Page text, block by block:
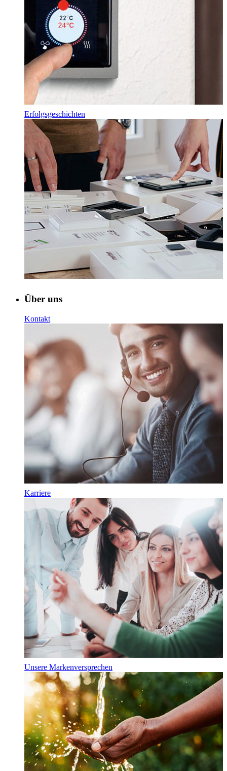
Erfolgsgeschichten
Über uns
Kontakt
Karriere
Unsere Markenversprechen